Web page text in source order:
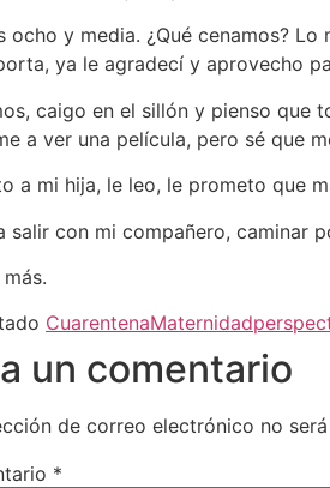
ocho y media. ¿Qué cenamos?
ya le agradecí y aprovecho
caigo en el sillón y pienso que
a ver una película, pero sé que
a mi hija, le leo, le prometo que
salir con mi compañero, caminar
CuarentenaMaternidad
un comentario
de correo electrónico no
*